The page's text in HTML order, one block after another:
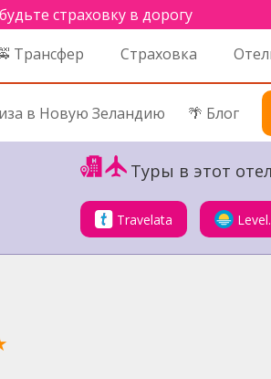
страховку в дорогу
Трансфер Страховка
в Новую Зеландию 🌴 Блог
Туры в этот
Travelata